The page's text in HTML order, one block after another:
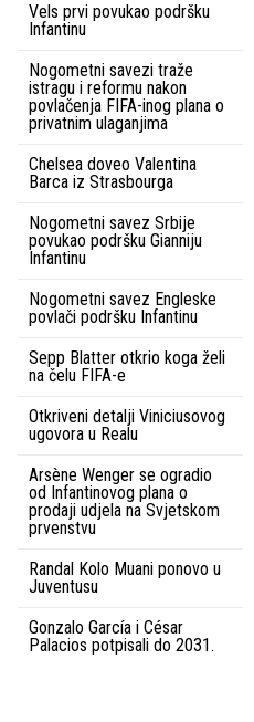
Vels prvi povukao podršku
Infantinu
Nogometni savezi traže
istragu i reformu nakon
povlačenja FIFA-inog plana o
privatnim ulaganjima
Chelsea doveo Valentina
Barca iz Strasbourga
Nogometni savez Srbije
povukao podršku Gianniju
Infantinu
Nogometni savez Engleske
povlači podršku Infantinu
Sepp Blatter otkrio koga želi
na čelu FIFA-e
Otkriveni detalji Viniciusovog
ugovora u Realu
Arsène Wenger se ogradio
od Infantinovog plana o
prodaji udjela na Svjetskom
prvenstvu
Randal Kolo Muani ponovo u
Juventusu
Gonzalo García i César
Palacios potpisali do 2031.